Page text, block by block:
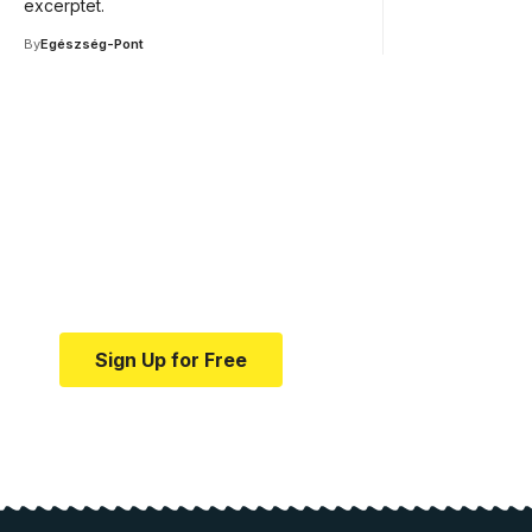
excerptet.
ByEgészség-Pont
Sign Up for Free